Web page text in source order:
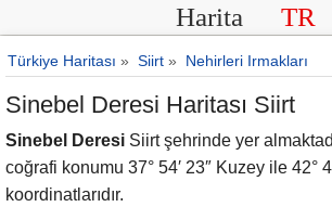
Harita TR
Türkiye Haritası » Siirt » Nehirleri Irmakları
Sinebel Deresi Haritası Siirt
Sinebel Deresi Siirt şehrinde yer
coğrafi konumu 37° 54′ 23″ Kuzey ile 42°
koordinatlarıdır.